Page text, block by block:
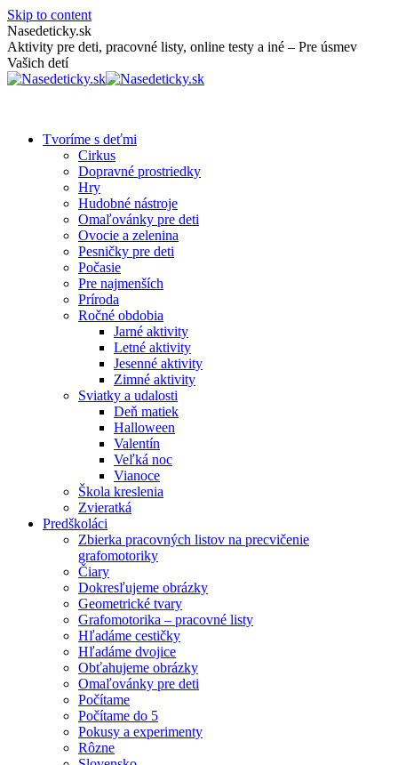
Skip to content
Nasedeticky.sk
Aktivity pre deti, pracovné listy, online testy a iné – Pre úsmev
Vašich detí
Tvoríme s deťmi
Cirkus
Dopravné prostriedky
Hry
Hudobné nástroje
Omaľovánky pre deti
Ovocie a zelenina
Pesničky pre deti
Počasie
Pre najmenších
Príroda
Ročné obdobia
Jarné aktivity
Letné aktivity
Jesenné aktivity
Zimné aktivity
Sviatky a udalosti
Deň matiek
Halloween
Valentín
Veľká noc
Vianoce
Škola kreslenia
Zvieratká
Predškoláci
Zbierka pracovných listov na precvičenie
grafomotoriky
Čiary
Dokresľujeme obrázky
Geometrické tvary
Grafomotorika – pracovné listy
Hľadáme cestičky
Hľadáme dvojice
Obťahujeme obrázky
Omaľovánky pre deti
Počítame
Počítame do 5
Pokusy a experimenty
Rôzne